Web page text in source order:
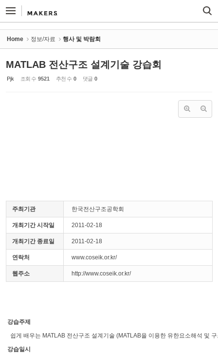
Home 정보/자료 행사 및 박람회
MATLAB 전산구조 설계기술 강습회
Pjk 조회 수 9521 추천 수 0 댓글 0
주최기관 한국전산구조공학회
개최기간 시작일 2011-02-18
개최기간 종료일 2011-02-18
연락처 www.coseik.or.kr/
웹주소 http://www.coseik.or.kr/
강습주제
쉽게 배우는 MATLAB 전산구조 설계기술 (MATLAB을 이용한 유한요소해석 및
강습일시